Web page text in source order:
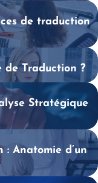
de traduction
de Traduction ?
Stratégique
Anatomie d’un